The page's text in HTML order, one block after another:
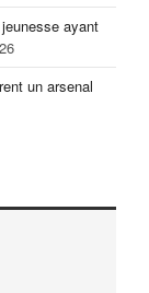
ayant
un arsenal